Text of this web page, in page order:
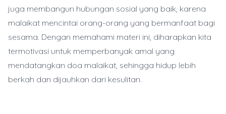
juga membangun hubungan sosial yang baik, karena
malaikat mencintai orang-orang yang bermanfaat bagi
sesama. Dengan memahami materi ini, diharapkan kita
termotivasi untuk memperbanyak amal yang
mendatangkan doa malaikat, sehingga hidup lebih
berkah dan dijauhkan dari kesulitan.